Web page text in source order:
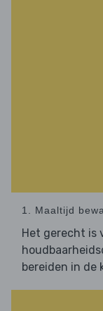
1. Maaltijd
Het gerecht is
bereiden in de